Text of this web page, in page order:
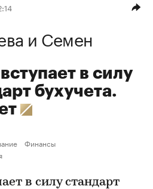
и Семен
в силу
бухучета.
Финансы
в силу стандарт